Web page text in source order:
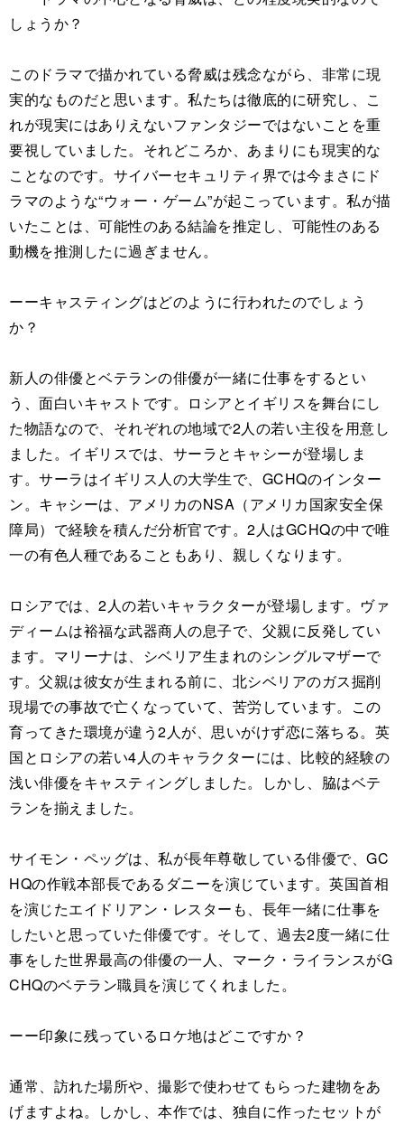
しょうか？
このドラマで描かれている脅威は残念ながら、非常に現
実的なものだと思います。私たちは徹底的に研究し、こ
れが現実にはありえないファンタジーではないことを重
要視していました。それどころか、あまりにも現実的な
ことなのです。サイバーセキュリティ界では今まさにド
ラマのような“ウォー・ゲーム”が起こっています。私が描
いたことは、可能性のある結論を推定し、可能性のある
動機を推測したに過ぎません。
ーーキャスティングはどのように行われたのでしょう
か？
新人の俳優とベテランの俳優が一緒に仕事をするとい
う、面白いキャストです。ロシアとイギリスを舞台にし
た物語なので、それぞれの地域で2人の若い主役を用意し
ました。イギリスでは、サーラとキャシーが登場しま
す。サーラはイギリス人の大学生で、GCHQのインター
ン。キャシーは、アメリカのNSA（アメリカ国家安全保
障局）で経験を積んだ分析官です。2人はGCHQの中で唯
一の有色人種であることもあり、親しくなります。
ロシアでは、2人の若いキャラクターが登場します。ヴァ
ディームは裕福な武器商人の息子で、父親に反発してい
ます。マリーナは、シベリア生まれのシングルマザーで
す。父親は彼女が生まれる前に、北シベリアのガス掘削
現場での事故で亡くなっていて、苦労しています。この
育ってきた環境が違う2人が、思いがけず恋に落ちる。英
国とロシアの若い4人のキャラクターには、比較的経験の
浅い俳優をキャスティングしました。しかし、脇はベテ
ランを揃えました。
サイモン・ペッグは、私が長年尊敬している俳優で、GC
HQの作戦本部長であるダニーを演じています。英国首相
を演じたエイドリアン・レスターも、長年一緒に仕事を
したいと思っていた俳優です。そして、過去2度一緒に仕
事をした世界最高の俳優の一人、マーク・ライランスがG
CHQのベテラン職員を演じてくれました。
ーー印象に残っているロケ地はどこですか？
通常、訪れた場所や、撮影で使わせてもらった建物をあ
げますよね。しかし、本作では、独自に作ったセットが